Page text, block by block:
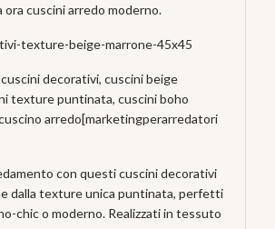
ora cuscini arredo moderno.
texture-beige-marrone-45x45
decorativi, cuscini beige
texture puntinata, cuscini boho
arredo[marketingperarredatori
con questi cuscini decorativi
dalla texture unica puntinata, perfetti
chic o moderno. Realizzati in tessuto